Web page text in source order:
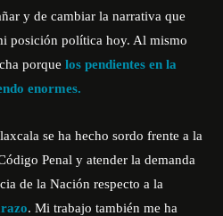
y de cambiar la narrativa que
posición política hoy. Al mismo
porque los pendientes en la
enormes.
se ha hecho sordo frente a la
Penal y atender la demanda
de la Nación respecto a la
. Mi trabajo también me ha